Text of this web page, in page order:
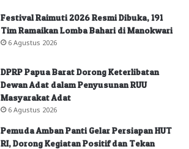
Festival Raimuti 2026 Resmi Dibuka, 191
Tim Ramaikan Lomba Bahari di Manokwari
6 Agustus 2026
DPRP Papua Barat Dorong Keterlibatan
Dewan Adat dalam Penyusunan RUU
Masyarakat Adat
6 Agustus 2026
Pemuda Amban Panti Gelar Persiapan HUT
RI, Dorong Kegiatan Positif dan Tekan